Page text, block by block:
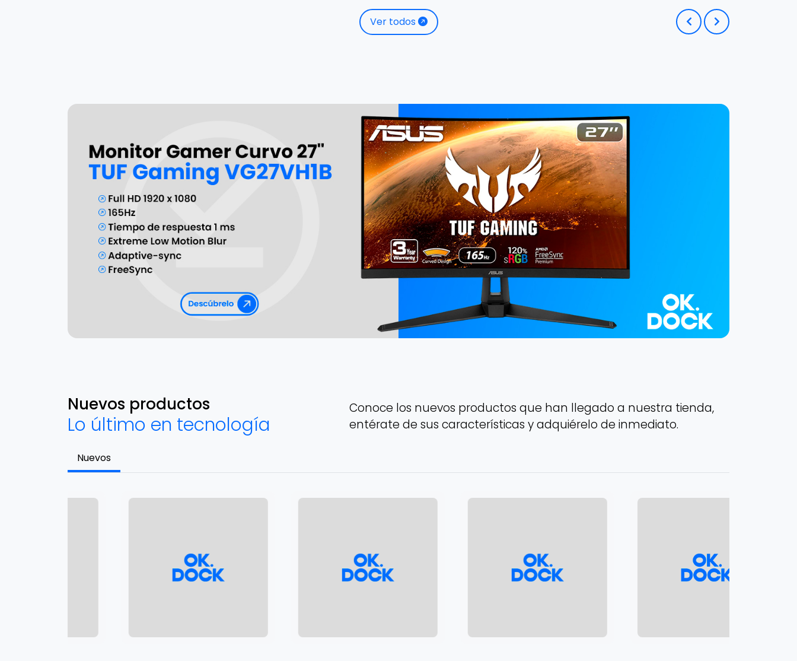
Ver todos
Nuevos productos
Lo último en tecnología
Conoce los nuevos productos que han llegado a nuestra tienda,
entérate de sus características y adquiérelo de inmediato.
Nuevos